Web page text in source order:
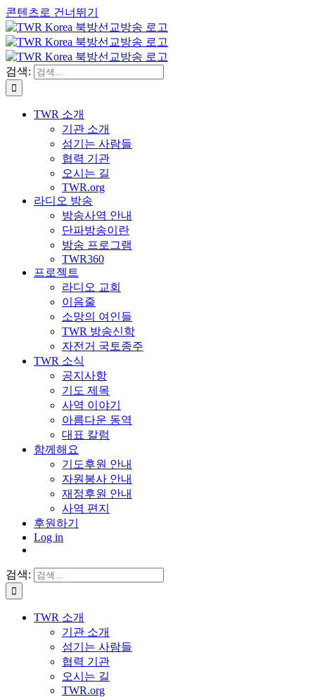
콘텐츠로 건너뛰기
검색:
TWR 소개
기관 소개
섬기는 사람들
협력 기관
오시는 길
TWR.org
라디오 방송
방송사역 안내
단파방송이란
방송 프로그램
TWR360
프로젝트
라디오 교회
이음줄
소망의 여인들
TWR 방송신학
자전거 국토종주
TWR 소식
공지사항
기도 제목
사역 이야기
아름다운 동역
대표 칼럼
함께해요
기도후원 안내
자원봉사 안내
재정후원 안내
사역 편지
후원하기
Log in
검색:
TWR 소개
기관 소개
섬기는 사람들
협력 기관
오시는 길
TWR.org